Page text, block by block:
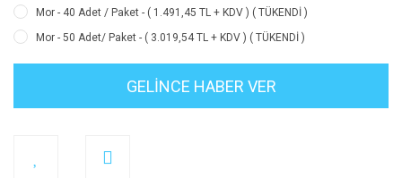
Mor - 40 Adet / Paket - ( 1.491,45 TL + KDV ) ( TÜKENDİ )
Mor - 50 Adet/ Paket - ( 3.019,54 TL + KDV ) ( TÜKENDİ )
GELİNCE HABER VER